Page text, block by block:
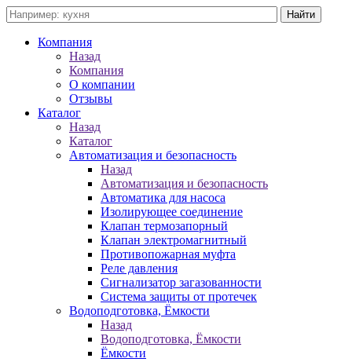
Компания
Назад
Компания
О компании
Отзывы
Каталог
Назад
Каталог
Автоматизация и безопасность
Назад
Автоматизация и безопасность
Автоматика для насоса
Изолирующее соединение
Клапан термозапорный
Клапан электромагнитный
Противопожарная муфта
Реле давления
Сигнализатор загазованности
Система защиты от протечек
Водоподготовка, Ёмкости
Назад
Водоподготовка, Ёмкости
Ёмкости